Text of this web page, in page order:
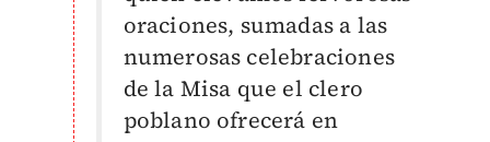
oraciones, sumadas a las
numerosas celebraciones
de la Misa que el clero
poblano ofrecerá en